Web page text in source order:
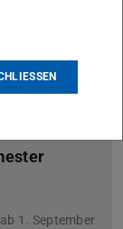
1. September